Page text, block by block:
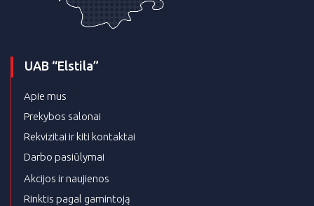
UAB “Elstila”
Apie mus
Prekybos salonai
Rekvizitai ir kiti kontaktai
Darbo pasiūlymai
Akcijos ir naujienos
Rinktis pagal gamintoją